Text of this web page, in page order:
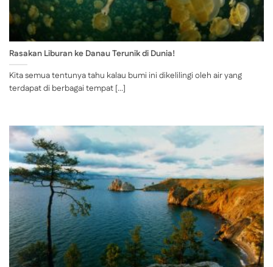
Rasakan Liburan ke Danau Terunik di Dunia!
Kita semua tentunya tahu kalau bumi ini dikelilingi oleh air yang
terdapat di berbagai tempat [...]